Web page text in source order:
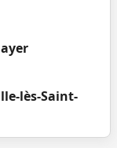
lès-Saint-